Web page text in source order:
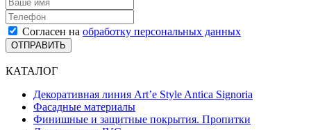
Согласен на обработку персональных данных
ОТПРАВИТЬ
КАТАЛОГ
Декоративная линия Art’e Style Antica Signoria
Фасадные материалы
Финишные и защитные покрытия. Пропитки